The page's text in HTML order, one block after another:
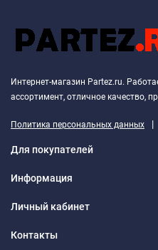
Интернет-магазин Partez.ru.
ассортимент, отличное качество,
Политика персональных данных |
Для покупателей
Информация
Личный кабинет
Контакты